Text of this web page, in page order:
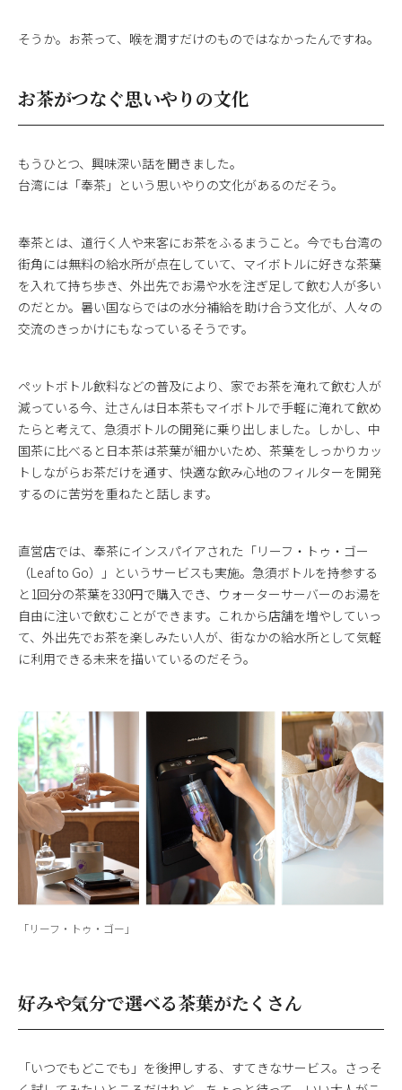
そうか。お茶って、喉を潤すだけのものではなかったんですね。
お茶がつなぐ思いやりの文化
もうひとつ、興味深い話を聞きました。
台湾には「奉茶」という思いやりの文化があるのだそう。
奉茶とは、道行く人や来客にお茶をふるまうこと。今でも台湾の
街角には無料の給水所が点在していて、マイボトルに好きな茶葉
を入れて持ち歩き、外出先でお湯や水を注ぎ足して飲む人が多い
のだとか。暑い国ならではの水分補給を助け合う文化が、人々の
交流のきっかけにもなっているそうです。
ペットボトル飲料などの普及により、家でお茶を淹れて飲む人が
減っている今、辻さんは日本茶もマイボトルで手軽に淹れて飲め
たらと考えて、急須ボトルの開発に乗り出しました。しかし、中
国茶に比べると日本茶は茶葉が細かいため、茶葉をしっかりカッ
トしながらお茶だけを通す、快適な飲み心地のフィルターを開発
するのに苦労を重ねたと話します。
直営店では、奉茶にインスパイアされた「リーフ・トゥ・ゴー
（Leaf to Go）」というサービスも実施。急須ボトルを持参する
と1回分の茶葉を330円で購入でき、ウォーターサーバーのお湯を
自由に注いで飲むことができます。これから店舗を増やしていっ
て、外出先でお茶を楽しみたい人が、街なかの給水所として気軽
に利用できる未来を描いているのだそう。
「リーフ・トゥ・ゴー」
好みや気分で選べる茶葉がたくさん
「いつでもどこでも」を後押しする、すてきなサービス。さっそ